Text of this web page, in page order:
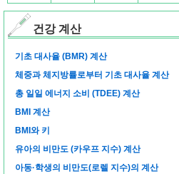
건강 계산
기초 대사율 (BMR) 계산
체중과 체지방률로부터 기초 대사율 계산
총 일일 에너지 소비 (TDEE) 계산
BMI 계산
BMI와 키
유아의 비만도 (카우프 지수) 계산
아동·학생의 비만도(로렐 지수)의 계산